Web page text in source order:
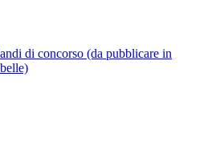
di concorso (da pubblicare in